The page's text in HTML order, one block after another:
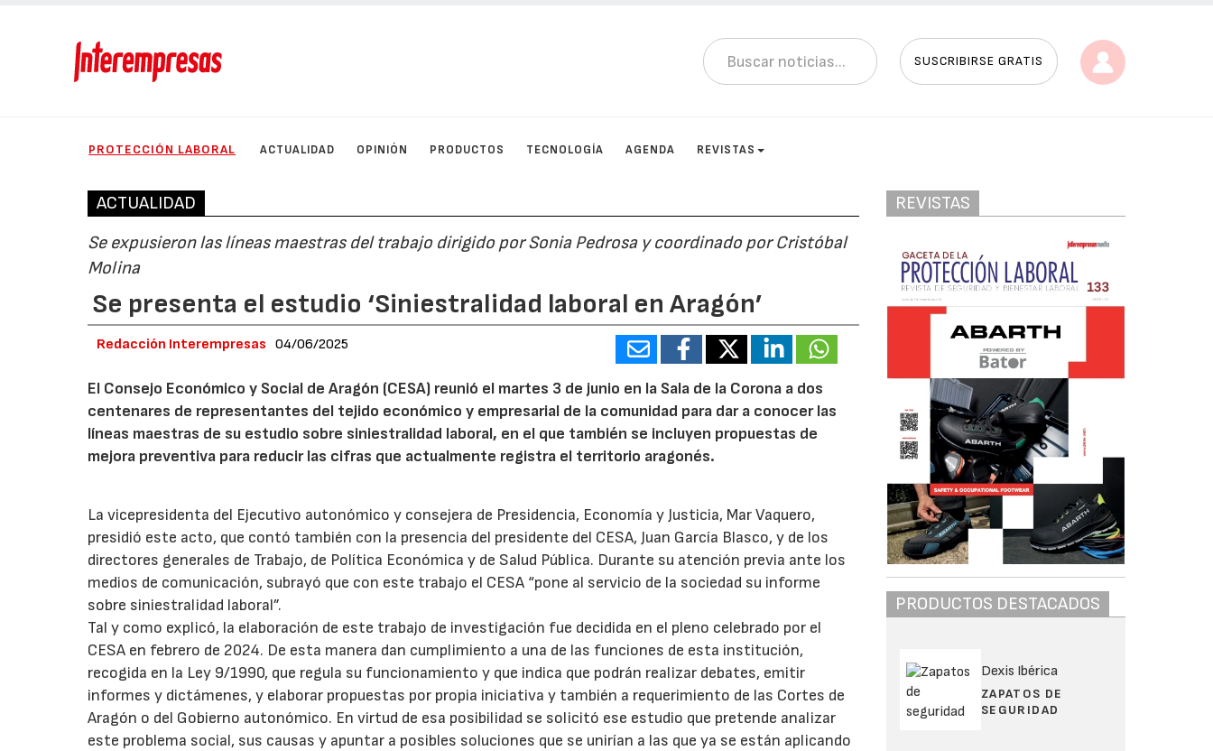
SUSCRIBIRSE GRATIS
PROTECCIÓN LABORAL ACTUALIDAD OPINIÓN PRODUCTOS TECNOLOGÍA AGENDA REVISTAS
ACTUALIDAD
Se expusieron las líneas maestras del trabajo dirigido por Sonia Pedrosa y coordinado por Cristóbal
Molina
Se presenta el estudio ‘Siniestralidad laboral en Aragón’
Redacción Interempresas 04/06/2025
El Consejo Económico y Social de Aragón (CESA) reunió el martes 3 de junio en la Sala de la Corona a dos
centenares de representantes del tejido económico y empresarial de la comunidad para dar a conocer las
líneas maestras de su estudio sobre siniestralidad laboral, en el que también se incluyen propuestas de
mejora preventiva para reducir las cifras que actualmente registra el territorio aragonés.
La vicepresidenta del Ejecutivo autonómico y consejera de Presidencia, Economía y Justicia, Mar Vaquero,
presidió este acto, que contó también con la presencia del presidente del CESA, Juan García Blasco, y de los
directores generales de Trabajo, de Política Económica y de Salud Pública. Durante su atención previa ante los
medios de comunicación, subrayó que con este trabajo el CESA “pone al servicio de la sociedad su informe
sobre siniestralidad laboral”.
Tal y como explicó, la elaboración de este trabajo de investigación fue decidida en el pleno celebrado por el
CESA en febrero de 2024. De esta manera dan cumplimiento a una de las funciones de esta institución,
recogida en la Ley 9/1990, que regula su funcionamiento y que indica que podrán realizar debates, emitir
informes y dictámenes, y elaborar propuestas por propia iniciativa y también a requerimiento de las Cortes de
Aragón o del Gobierno autonómico. En virtud de esa posibilidad se solicitó ese estudio que pretende analizar
este problema social, sus causas y apuntar a posibles soluciones que se unirían a las que ya se están aplicando
REVISTAS
PRODUCTOS DESTACADOS
Dexis Ibérica
ZAPATOS DE
SEGURIDAD